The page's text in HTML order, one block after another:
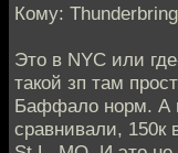
Кому:
Это в NYC или
такой зп там
Баффало норм. А
сравнивали, 150к